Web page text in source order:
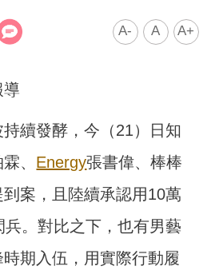
A- A A+
導
持續發酵，今（21）日知
、 Energy張書偉、棒棒
案，且陸續承認用10萬
。對比之下，也有男藝
期入伍，用實際行動履